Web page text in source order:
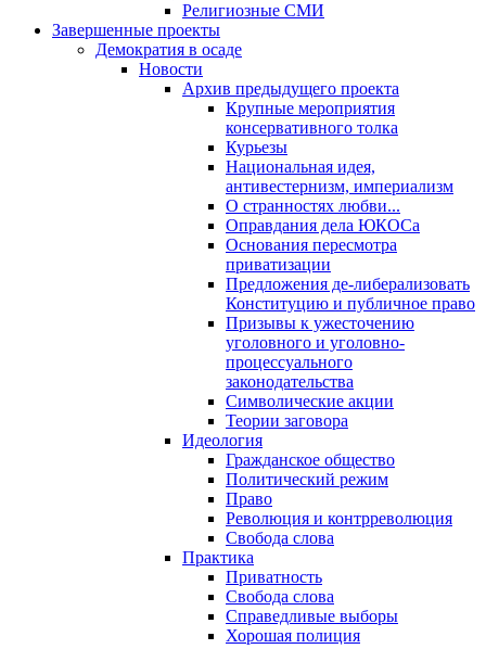
Религиозные СМИ
Завершенные проекты
Демократия в осаде
Новости
Архив предыдущего проекта
Крупные мероприятия
консервативного толка
Курьезы
Национальная идея,
антивестернизм, империализм
О странностях любви...
Оправдания дела ЮКОСа
Основания пересмотра
приватизации
Предложения де-либерализовать
Конституцию и публичное право
Призывы к ужесточению
уголовного и уголовно-
процессуального
законодательства
Символические акции
Теории заговора
Идеология
Гражданское общество
Политический режим
Право
Революция и контрреволюция
Свобода слова
Практика
Приватность
Свобода слова
Справедливые выборы
Хорошая полиция